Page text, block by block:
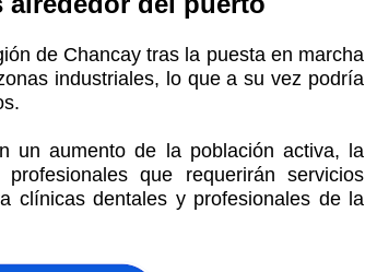
de Chancay tras la puesta en marcha
industriales, lo que a su vez podría
un aumento de la población activa, la
que requerirán servicios
clínicas dentales y profesionales de la